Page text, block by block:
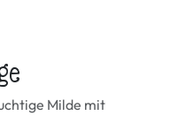
Milde mit